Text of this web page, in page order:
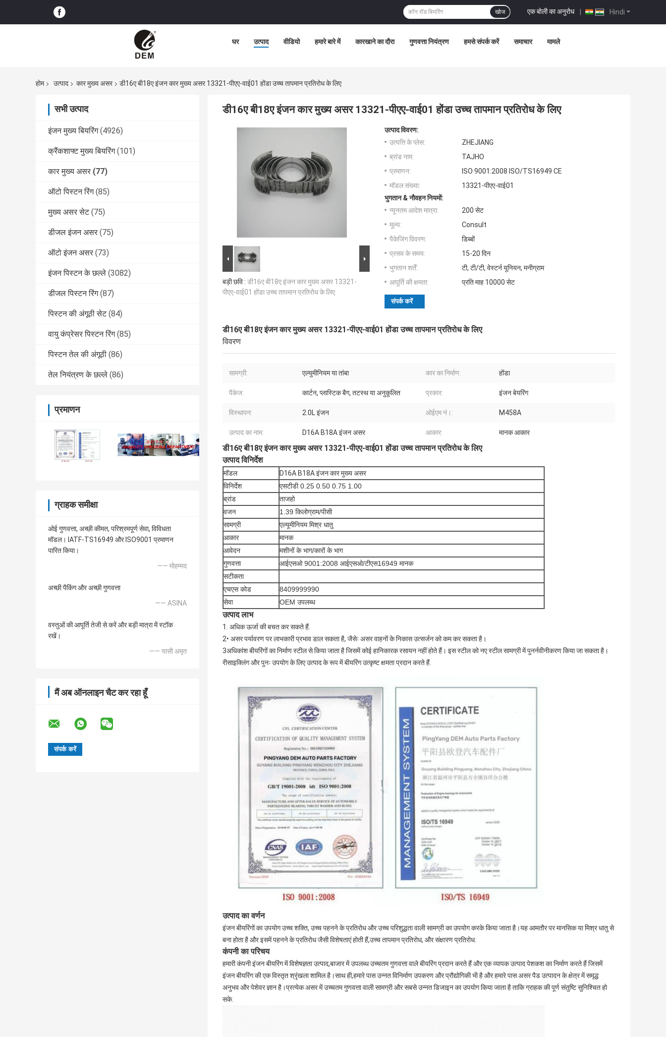
Hindi
एक बोली का अनुरोध |
खोज
घर उत्पाद वीडियो हमारे बारे में कारखाने का दौरा गुणवत्ता नियंत्रण हमसे संपर्क करें समाचार मामले
होम उत्पाद कार मुख्य असर डी16ए बी18ए इंजन कार मुख्य असर 13321-पीएए-वाई01 होंडा उच्च तापमान प्रतिरोध के लिए
सभी उत्पाद
इंजन मुख्य बियरिंग (4926)
क्रैंकशाफ्ट मुख्य बियरिंग (101)
कार मुख्य असर (77)
ऑटो पिस्टन रिंग (85)
मुख्य असर सेट (75)
डीजल इंजन असर (75)
ऑटो इंजन असर (73)
इंजन पिस्टन के छल्ले (3082)
डीजल पिस्टन रिंग (87)
पिस्टन की अंगूठी सेट (84)
वायु कंप्रेसर पिस्टन रिंग (85)
पिस्टन तेल की अंगूठी (86)
तेल नियंत्रण के छल्ले (86)
प्रमाणन
ग्राहक समीक्षा
ओई गुणवत्ता, अच्छी कीमत, परिश्रमपूर्ण सेवा, विविधता
मॉडल। IATF-TS16949 और ISO9001 प्रमाणन
पारित किया।
—— मोहम्मद
अच्छी पैकिंग और अच्छी गुणवत्ता
—— ASINA
वस्तुओं की आपूर्ति तेजी से करें और बड़ी मात्रा में स्टॉक
रखें।
—— यासी अमृत
मैं अब ऑनलाइन चैट कर रहा हूँ
डी16ए बी18ए इंजन कार मुख्य असर 13321-पीएए-वाई01 होंडा उच्च तापमान प्रतिरोध के लिए
बड़ी छवि : डी16ए बी18ए इंजन कार मुख्य असर 13321-
पीएए-वाई01 होंडा उच्च तापमान प्रतिरोध के लिए
उत्पाद विवरण:
उत्पत्ति के प्लेस:
ZHEJIANG
ब्रांड नाम:
TAJHO
प्रमाणन:
ISO 9001:2008 ISO/TS16949 CE
मॉडल संख्या:
13321-पीएए-वाई01
भुगतान & नौवहन नियमों:
न्यूनतम आदेश मात्रा:
200 सेट
मूल्य:
Consult
पैकेजिंग विवरण:
डिब्बों
प्रसव के समय:
15-20 दिन
भुगतान शर्तें:
टी, टी/टी, वेस्टर्न यूनियन, मनीग्राम
आपूर्ति की क्षमता:
प्रति माह 10000 सेट
संपर्क करें
डी16ए बी18ए इंजन कार मुख्य असर 13321-पीएए-वाई01 होंडा उच्च तापमान प्रतिरोध के लिए
विवरण
सामग्री: एल्युमीनियम या तांबा कार का निर्माण: होंडा
पैकेज: कार्टन, प्लास्टिक बैग, तटस्थ या अनुकूलित प्रकार: इंजन बेयरिंग
विस्थापन: 2.0L इंजन ओईएम नं।: M458A
उत्पाद का नाम: D16A B18A इंजन असर आकार: मानक आकार
डी16ए बी18ए इंजन कार मुख्य असर 13321-पीएए-वाई01 होंडा उच्च तापमान प्रतिरोध के लिए
उत्पाद विनिर्देश
मॉडल
D16A B18A इंजन कार मुख्य असर
विनिर्देश
एसटीडी 0.25 0.50 0.75 1.00
ब्रांड
ताजहो
वजन
1.39 किलोग्राम/पीसी
सामग्री
एल्यूमीनियम मिश्र धातु
आकार
मानक
आवेदन
मशीनों के भाग/कारों के भाग
गुणवत्ता
आईएसओ 9001:2008 आईएसओ/टीएस16949 मानक
सटीकता
एचएस कोड
8409999990
सेवा
OEM उपलब्ध
उत्पाद लाभ
1. अधिक ऊर्जा की बचत कर सकते हैं.
2• असर पर्यावरण पर लाभकारी प्रभाव डाल सकता है, जैसेः असर वाहनों के निकास उत्सर्जन को कम कर सकता है।
3अधिकांश बीयरिंगों का निर्माण स्टील से किया जाता है जिसमें कोई हानिकारक रसायन नहीं होते हैं। इस स्टील को नए स्टील सामग्री में पुनर्नवीनीकरण किया जा सकता है।
रीसाइक्लिंग और पुनः उपयोग के लिए उत्पाद के रूप में बीयरिंग उत्कृष्ट क्षमता प्रदान करते हैं.
उत्पाद का वर्णन
इंजन बीयरिंगों का उपयोग उच्च शक्ति, उच्च पहनने के प्रतिरोध और उच्च परिशुद्धता वाली सामग्री का उपयोग करके किया जाता है।यह आमतौर पर मानसिक या मिश्र धातु से
बना होता है और इसमें पहनने के प्रतिरोध जैसी विशेषताएं होती हैं,उच्च तापमान प्रतिरोध, और संक्षारण प्रतिरोध.
कंपनी का परिचय
हमारी कंपनी इंजन बीयरिंग में विशेषज्ञता उत्पाद,बाजार में उपलब्ध उच्चतम गुणवत्ता वाले बीयरिंग प्रदान करते हैं और एक व्यापक उत्पाद पेशकश का निर्माण करते हैं जिसमें
इंजन बीयरिंग की एक विस्तृत श्रृंखला शामिल है।साथ ही,हमारे पास उन्नत विनिर्माण उपकरण और प्रौद्योगिकी भी है और हमारे पास असर पैड उत्पादन के क्षेत्र में समृद्ध
अनुभव और पेशेवर ज्ञान है।प्रत्येक असर में उच्चतम गुणवत्ता वाली सामग्री और सबसे उन्नत डिजाइन का उपयोग किया जाता है ताकि ग्राहक की पूर्ण संतुष्टि सुनिश्चित हो
सके.